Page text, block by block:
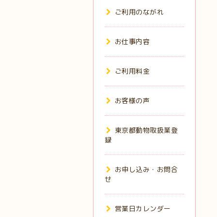
ご利用のながれ
お仕事内容
ご利用料金
お客様の声
東京都動物取扱業登
録
お申し込み・お問合
せ
営業日カレンダー